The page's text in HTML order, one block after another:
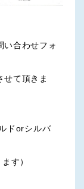
い合わせフォ
せて頂きま
ドorシルバ
す）